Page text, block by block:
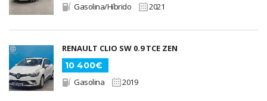
Gasolina/Híbrido
2021
RENAULT CLIO SW 0.9 TCE ZEN
10 400€
Gasolina
2019